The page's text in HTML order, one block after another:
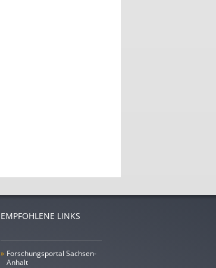
EMPFOHLENE LINKS
» Forschungsportal Sachsen-
Anhalt